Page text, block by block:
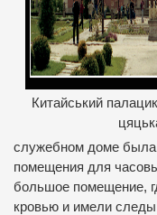
Китайський
служебном доме была
помещения для
большое помещение,
кровью и имели